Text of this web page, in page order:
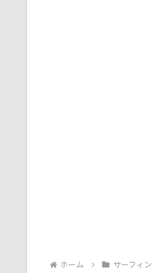
ホーム サーフィン